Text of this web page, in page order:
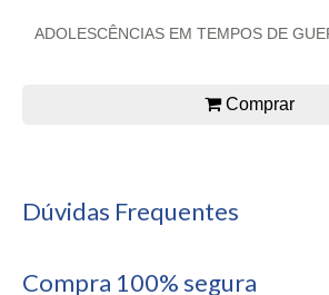
ADOLESCÊNCIAS EM TEMPOS DE
Comprar
Dúvidas Frequentes
Compra 100% segura